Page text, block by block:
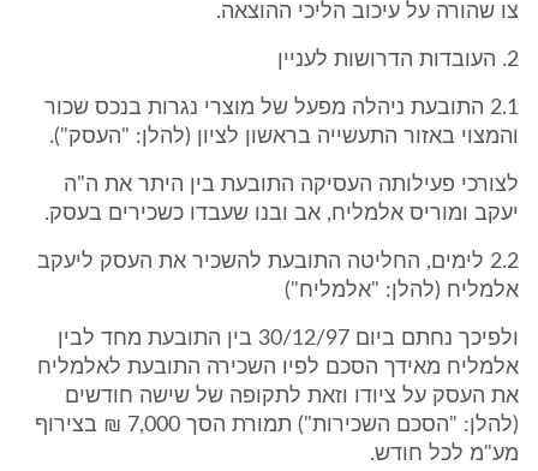
צו שהורה על עיכוב הליכי ההוצאה.
2. העובדות הדרושות לעניין
2.1 התובעת ניהלה מפעל של מוצרי נגרות בנכס שכור
והמצוי באזור התעשייה בראשון לציון (להלן: "העסק").
לצורכי פעילותה העסיקה התובעת בין היתר את ה"ה
יעקב ומוריס אלמליח, אב ובנו שעבדו כשכירים בעסק.
2.2 לימים, החליטה התובעת להשכיר את העסק ליעקב
אלמליח (להלן: "אלמליח")
ולפיכך נחתם ביום 30/12/97 בין התובעת מחד לבין
אלמליח מאידך הסכם לפיו השכירה התובעת לאלמליח
את העסק על ציודו וזאת לתקופה של שישה חודשים
(להלן: "הסכם השכירות") תמורת הסך 7,000 ₪ בצירוף
מע"מ לכל חודש.